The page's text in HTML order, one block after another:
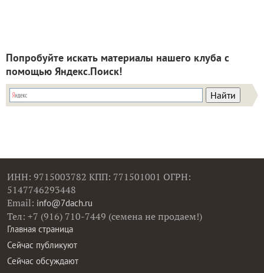
Попробуйте искать материалы нашего клуба с
помощью Яндекс.Поиск!
ИНН: 9715003782 КПП: 771501001 ОГРН:
5147746293448
Email: info@7dach.ru
Тел: +7 (916) 710-7449 (семена не продаем!)
Главная страница
Сейчас публикуют
Сейчас обсуждают